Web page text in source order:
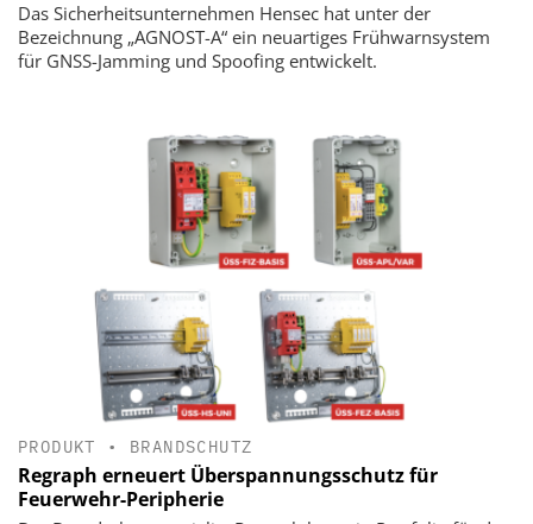
Das Sicherheitsunternehmen Hensec hat unter der
Bezeichnung „AGNOST-A“ ein neuartiges Frühwarnsystem
für GNSS-Jamming und Spoofing entwickelt.
PRODUKT • BRANDSCHUTZ
Regraph erneuert Überspannungsschutz für
Feuerwehr-Peripherie